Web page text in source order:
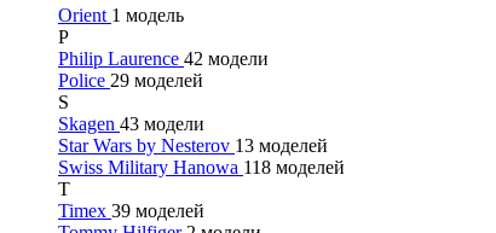
Orient 1 модель
P
Philip Laurence 42 модели
Police 29 моделей
S
Skagen 43 модели
Star Wars by Nesterov 13 моделей
Swiss Military Hanowa 118 моделей
T
Timex 39 моделей